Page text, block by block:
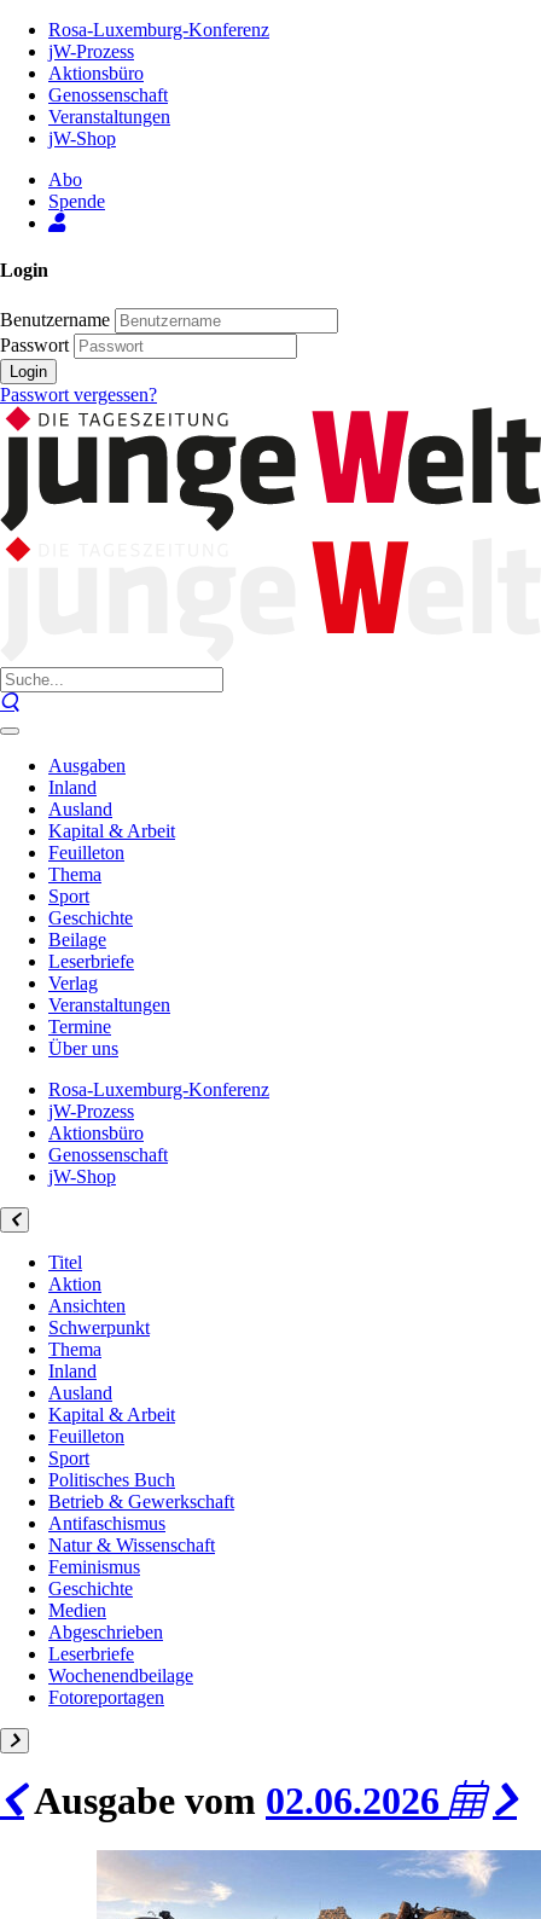
Inhalt
Seite
Rosa-Luxemburg-Konferenz
jW-Prozess
Aktionsbüro
Genossenschaft
Veranstaltungen
jW-Shop
Abo
Spende
Login
Benutzername
Passwort
Login
Passwort vergessen?
Ausgaben
Inland
Ausland
Kapital & Arbeit
Feuilleton
Thema
Sport
Geschichte
Beilage
Leserbriefe
Verlag
Veranstaltungen
Termine
Über uns
Rosa-Luxemburg-Konferenz
jW-Prozess
Aktionsbüro
Genossenschaft
jW-Shop
Titel
Aktion
Ansichten
Schwerpunkt
Thema
Inland
Ausland
Kapital & Arbeit
Feuilleton
Sport
Politisches Buch
Betrieb & Gewerkschaft
Antifaschismus
Natur & Wissenschaft
Feminismus
Geschichte
Medien
Abgeschrieben
Leserbriefe
Wochenendbeilage
Fotoreportagen
Ausgabe vom 02.06.2026